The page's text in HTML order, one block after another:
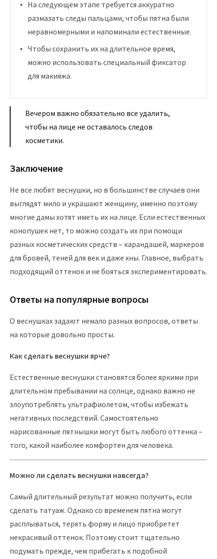
На следующем этапе требуется аккуратно
размазать следы пальцами, чтобы пятна были
неравномерными и напоминали естественные.
Чтобы сохранить их на длительное время,
можно использовать специальный фиксатор
для макияжа.
Вечером важно обязательно все удалить,
чтобы на лице не оставалось следов
косметики.
Заключение
Не все любят веснушки, но в большинстве случаев они
выглядят мило и украшают женщину, именно поэтому
многие дамы хотят иметь их на лице. Если естественных
конопушек нет, то можно создать их при помощи
разных косметических средств – карандашей, маркеров
для бровей, теней для век и даже хны. Главное, выбрать
подходящий оттенок и не бояться экспериментировать.
Ответы на популярные вопросы
О веснушках задают немало разных вопросов, ответы
на которые довольно просты.
Как сделать веснушки ярче?
Естественные веснушки становятся более яркими при
длительном пребывании на солнце, однако важно не
злоупотреблять ультрафиолетом, чтобы избежать
негативных последствий. Самостоятельно
нарисованные пятнышки могут быть любого оттенка –
того, какой наиболее комфортен для человека.
Можно ли сделать веснушки навсегда?
Самый длительный результат можно получить, если
сделать татуаж. Однако со временем пятна могут
расплываться, терять форму и лицо приобретет
некрасивый оттенок. Поэтому стоит тщательно
подумать прежде, чем прибегать к подобной